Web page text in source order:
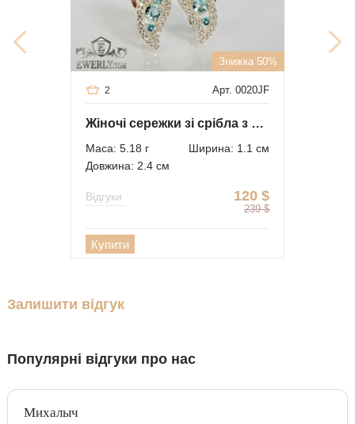
Знижка 50%
Арт. 0020JF
2
Жіночі сережки зі срібла з золотом і світло-блакитним камінням
Маса: 5.18 г
Ширина: 1.1 см
Довжина: 2.4 см
120 $
239 $
Відгуки
Купити
Залишити відгук
Популярні відгуки про нас
Михалыч